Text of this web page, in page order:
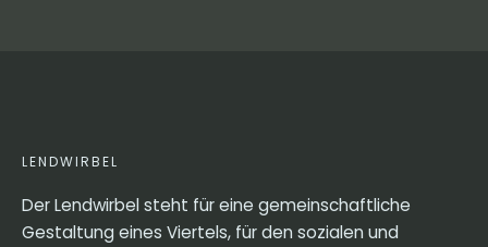
LENDWIRBEL
Der Lendwirbel steht für eine gemeinschaftliche
Gestaltung eines Viertels, für den sozialen und